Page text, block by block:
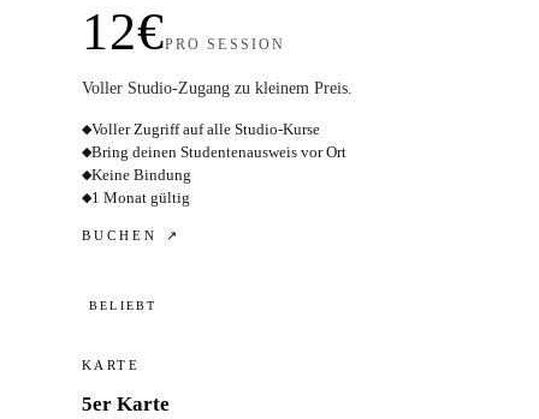
12€PRO SESSION
Voller Studio-Zugang zu kleinem Preis.
◆Voller Zugriff auf alle Studio-Kurse
◆Bring deinen Studentenausweis vor Ort
◆Keine Bindung
◆1 Monat gültig
BUCHEN ↗
BELIEBT
KARTE
5er Karte